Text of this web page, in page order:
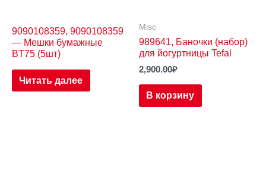
9090108359, 9090108359
— Мешки бумажные
BT75 (5шт)
Читать далее
Misc
989641, Баночки (набор)
для йогуртницы Tefal
2,900.00₽
В корзину